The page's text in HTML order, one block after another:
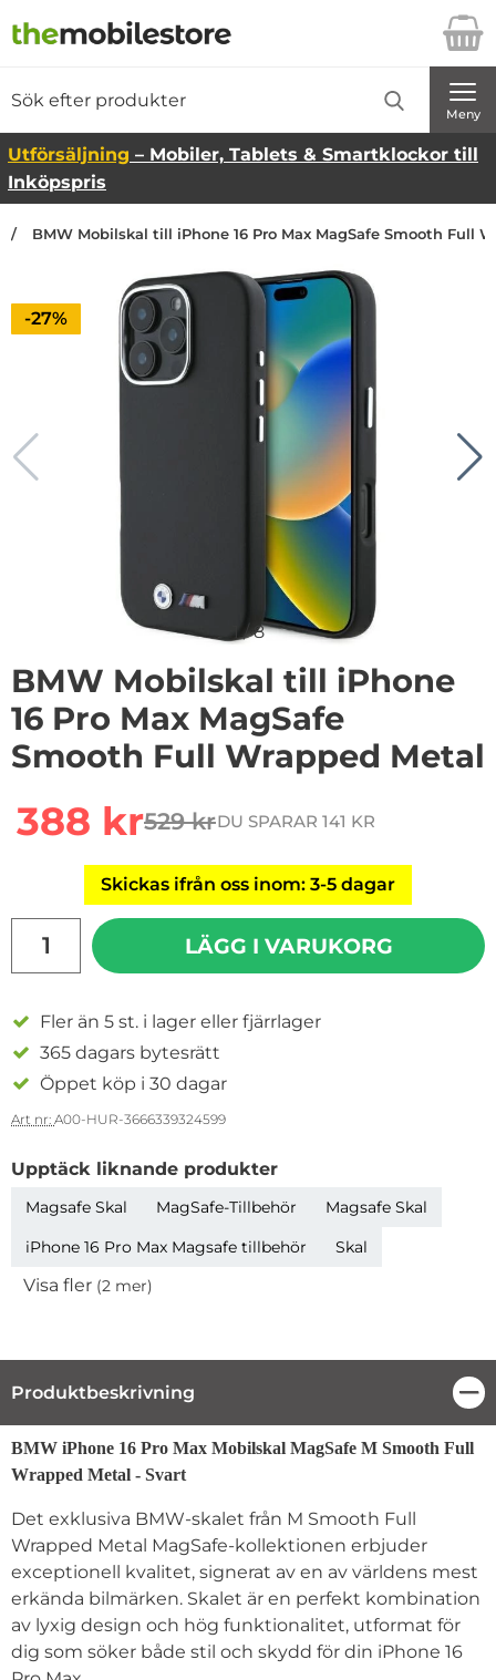
Startsidan för Danira Telecom AB
Meny
Utförsäljning – Mobiler, Tablets & Smartklockor till
Inköpspris
BMW Mobilskal till iPhone 16 Pro Max MagSafe Smooth Full
Priset är nedsatt med
-27%
1/8
BMW Mobilskal till iPhone
16 Pro Max MagSafe
Smooth Full Wrapped Metal
rea pris
388 krtidigare pris
529 krDU SPARAR 141 KR
Skickas ifrån oss inom: 3-5 dagar
LÄGG I VARUKORG
Fler än 5 st. i lager eller fjärrlager
365 dagars bytesrätt
Öppet köp i 30 dagar
Art nr: A00-HUR-3666339324599
Upptäck liknande produkter
Magsafe Skal MagSafe-Tillbehör
Magsafe Skal
iPhone 16 Pro Max Magsafe tillbehör
Skal
Visa fler (2 mer)
Produktbeskrivning
Produktbeskrivning
BMW iPhone 16 Pro Max Mobilskal MagSafe M Smooth Full
Wrapped Metal - Svart
Det exklusiva BMW-skalet från M Smooth Full
Wrapped Metal MagSafe-kollektionen erbjuder
exceptionell kvalitet, signerat av en av världens mest
erkända bilmärken. Skalet är en perfekt kombination
av lyxig design och hög funktionalitet, utformat för
dig som söker både stil och skydd för din iPhone 16